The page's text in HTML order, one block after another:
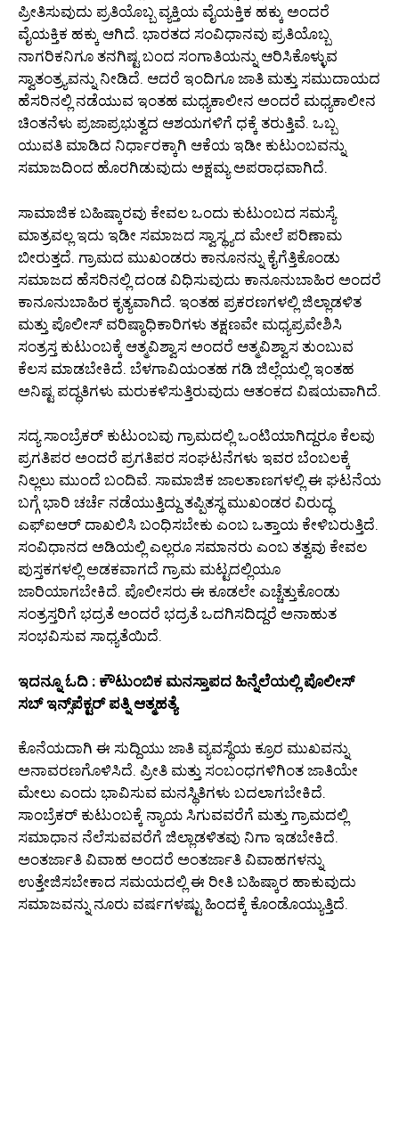
ಪ್ರೀತಿಸುವುದು ಪ್ರತಿಯೊಬ್ಬ ವ್ಯಕ್ತಿಯ ವೈಯಕ್ತಿಕ ಹಕ್ಕು ಅಂದರೆ
ವೈಯಕ್ತಿಕ ಹಕ್ಕು ಆಗಿದೆ. ಭಾರತದ ಸಂವಿಧಾನವು ಪ್ರತಿಯೊಬ್ಬ
ನಾಗರಿಕನಿಗೂ ತನಗಿಷ್ಟ ಬಂದ ಸಂಗಾತಿಯನ್ನು ಆರಿಸಿಕೊಳ್ಳುವ
ಸ್ವಾತಂತ್ರ್ಯವನ್ನು ನೀಡಿದೆ. ಆದರೆ ಇಂದಿಗೂ ಜಾತಿ ಮತ್ತು ಸಮುದಾಯದ
ಹೆಸರಿನಲ್ಲಿ ನಡೆಯುವ ಇಂತಹ ಮಧ್ಯಕಾಲೀನ ಅಂದರೆ ಮಧ್ಯಕಾಲೀನ
ಚಿಂತನೆಳು ಪ್ರಜಾಪ್ರಭುತ್ವದ ಆಶಯಗಳಿಗೆ ಧಕ್ಕೆ ತರುತ್ತಿವೆ. ಒಬ್ಬ
ಯುವತಿ ಮಾಡಿದ ನಿರ್ಧಾರಕ್ಕಾಗಿ ಆಕೆಯ ಇಡೀ ಕುಟುಂಬವನ್ನು
ಸಮಾಜದಿಂದ ಹೊರಗಿಡುವುದು ಅಕ್ಷಮ್ಯ ಅಪರಾಧವಾಗಿದೆ.
ಸಾಮಾಜಿಕ ಬಹಿಷ್ಕಾರವು ಕೇವಲ ಒಂದು ಕುಟುಂಬದ ಸಮಸ್ಯೆ
ಮಾತ್ರವಲ್ಲ ಇದು ಇಡೀ ಸಮಾಜದ ಸ್ವಾಸ್ಥ್ಯದ ಮೇಲೆ ಪರಿಣಾಮ
ಬೀರುತ್ತದೆ. ಗ್ರಾಮದ ಮುಖಂಡರು ಕಾನೂನನ್ನು ಕೈಗೆತ್ತಿಕೊಂಡು
ಸಮಾಜದ ಹೆಸರಿನಲ್ಲಿ ದಂಡ ವಿಧಿಸುವುದು ಕಾನೂನುಬಾಹಿರ ಅಂದರೆ
ಕಾನೂನುಬಾಹಿರ ಕೃತ್ಯವಾಗಿದೆ. ಇಂತಹ ಪ್ರಕರಣಗಳಲ್ಲಿ ಜಿಲ್ಲಾಡಳಿತ
ಮತ್ತು ಪೊಲೀಸ್ ವರಿಷ್ಠಾಧಿಕಾರಿಗಳು ತಕ್ಷಣವೇ ಮಧ್ಯಪ್ರವೇಶಿಸಿ
ಸಂತ್ರಸ್ತ ಕುಟುಂಬಕ್ಕೆ ಆತ್ಮವಿಶ್ವಾಸ ಅಂದರೆ ಆತ್ಮವಿಶ್ವಾಸ ತುಂಬುವ
ಕೆಲಸ ಮಾಡಬೇಕಿದೆ. ಬೆಳಗಾವಿಯಂತಹ ಗಡಿ ಜಿಲ್ಲೆಯಲ್ಲಿ ಇಂತಹ
ಅನಿಷ್ಟ ಪದ್ಧತಿಗಳು ಮರುಕಳಿಸುತ್ತಿರುವುದು ಆತಂಕದ ವಿಷಯವಾಗಿದೆ.
ಸದ್ಯ ಸಾಂಬ್ರೆಕರ್ ಕುಟುಂಬವು ಗ್ರಾಮದಲ್ಲಿ ಒಂಟಿಯಾಗಿದ್ದರೂ ಕೆಲವು
ಪ್ರಗತಿಪರ ಅಂದರೆ ಪ್ರಗತಿಪರ ಸಂಘಟನೆಗಳು ಇವರ ಬೆಂಬಲಕ್ಕೆ
ನಿಲ್ಲಲು ಮುಂದೆ ಬಂದಿವೆ. ಸಾಮಾಜಿಕ ಜಾಲತಾಣಗಳಲ್ಲಿ ಈ ಘಟನೆಯ
ಬಗ್ಗೆ ಭಾರಿ ಚರ್ಚೆ ನಡೆಯುತ್ತಿದ್ದು ತಪ್ಪಿತಸ್ಥ ಮುಖಂಡರ ವಿರುದ್ಧ
ಎಫ್‌ಐಆರ್ ದಾಖಲಿಸಿ ಬಂಧಿಸಬೇಕು ಎಂಬ ಒತ್ತಾಯ ಕೇಳಿಬರುತ್ತಿದೆ.
ಸಂವಿಧಾನದ ಅಡಿಯಲ್ಲಿ ಎಲ್ಲರೂ ಸಮಾನರು ಎಂಬ ತತ್ವವು ಕೇವಲ
ಪುಸ್ತಕಗಳಲ್ಲಿ ಅಡಕವಾಗದೆ ಗ್ರಾಮ ಮಟ್ಟದಲ್ಲಿಯೂ
ಜಾರಿಯಾಗಬೇಕಿದೆ. ಪೊಲೀಸರು ಈ ಕೂಡಲೇ ಎಚ್ಚೆತ್ತುಕೊಂಡು
ಸಂತ್ರಸ್ತರಿಗೆ ಭದ್ರತೆ ಅಂದರೆ ಭದ್ರತೆ ಒದಗಿಸದಿದ್ದರೆ ಅನಾಹುತ
ಸಂಭವಿಸುವ ಸಾಧ್ಯತೆಯಿದೆ.
ಇದನ್ನೂ ಓದಿ : ಕೌಟುಂಬಿಕ ಮನಸ್ತಾಪದ ಹಿನ್ನೆಲೆಯಲ್ಲಿ ಪೊಲೀಸ್
ಸಬ್ ಇನ್ಸ್‌ಪೆಕ್ಟರ್ ಪತ್ನಿ ಆತ್ಮಹತ್ಯೆ
ಕೊನೆಯದಾಗಿ ಈ ಸುದ್ದಿಯು ಜಾತಿ ವ್ಯವಸ್ಥೆಯ ಕ್ರೂರ ಮುಖವನ್ನು
ಅನಾವರಣಗೊಳಿಸಿದೆ. ಪ್ರೀತಿ ಮತ್ತು ಸಂಬಂಧಗಳಿಗಿಂತ ಜಾತಿಯೇ
ಮೇಲು ಎಂದು ಭಾವಿಸುವ ಮನಸ್ಥಿತಿಗಳು ಬದಲಾಗಬೇಕಿದೆ.
ಸಾಂಬ್ರೆಕರ್ ಕುಟುಂಬಕ್ಕೆ ನ್ಯಾಯ ಸಿಗುವವರೆಗೆ ಮತ್ತು ಗ್ರಾಮದಲ್ಲಿ
ಸಮಾಧಾನ ನೆಲೆಸುವವರೆಗೆ ಜಿಲ್ಲಾಡಳಿತವು ನಿಗಾ ಇಡಬೇಕಿದೆ.
ಅಂತರ್ಜಾತಿ ವಿವಾಹ ಅಂದರೆ ಅಂತರ್ಜಾತಿ ವಿವಾಹಗಳನ್ನು
ಉತ್ತೇಜಿಸಬೇಕಾದ ಸಮಯದಲ್ಲಿ ಈ ರೀತಿ ಬಹಿಷ್ಕಾರ ಹಾಕುವುದು
ಸಮಾಜವನ್ನು ನೂರು ವರ್ಷಗಳಷ್ಟು ಹಿಂದಕ್ಕೆ ಕೊಂಡೊಯ್ಯುತ್ತಿದೆ.